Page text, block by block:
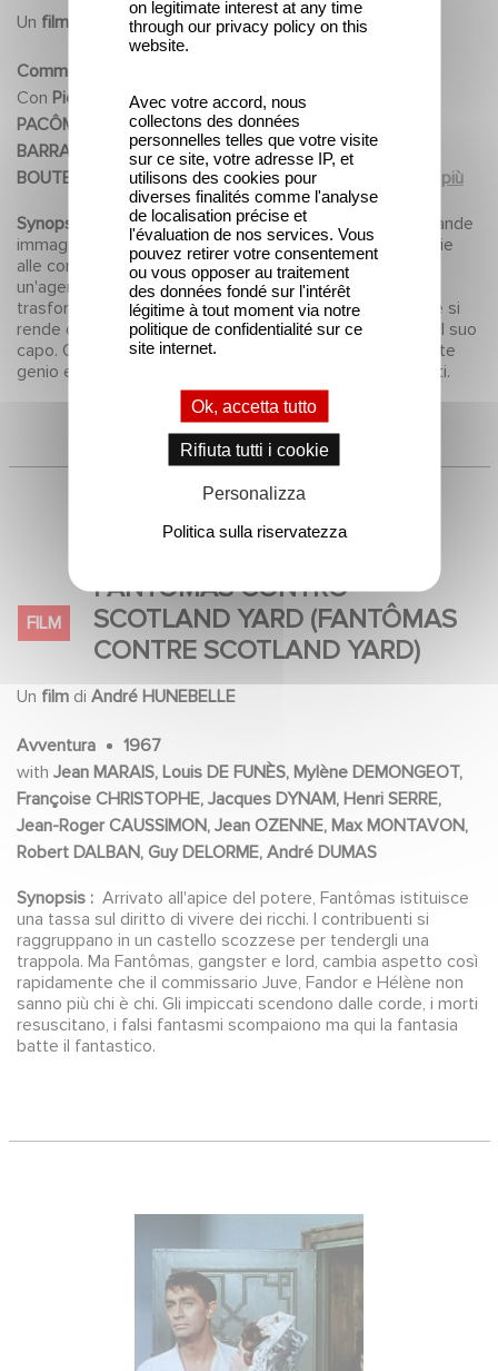
Un film Pierre RICHARD
Commedia
Con Pierre RICHARD, Bernard BLIER, Maria
PACÔME, Paul PRÉBOIST, Marie-Christine
BARRAULT, Catherine SAMIE, Romain
BOUTEILLE, Tsilla CHELTON, Micheline
LUCCIONI, Robert DALBAN, François
MAISTRE, Claude EVRARD, Anne-Marie BLOT,
Jacques MONOD, Raoul DELFOSSE, Alexis
RIOU, Robert LE BEAL, Marcel GASSOUK, Yves
BARSACQ, Michel FRANCINI, Anna DOUKING,
Fanny GAILLARD, Patrick BRICARD, Serge
BOURRIER, André DUMAS, Jacques DHÉRY,
André BADIN, Jean RUPERT, Albert SIMONO,
Rita MAIDEN, André ROUYER, Albert
DAUMERGUE, Thérèse LIOTARD, Lydie
CAILLER, Robert RENAUDIN, Roger LUMONT,
Gilbert SERVIEN, Jean OBÉ, Marius LAUREY,
Bernard CHARLAN, Jean-Michel DHERMAY,
ROBERT, Luis REGO, Louis NAVARRE, Jérôme
PAREILLE, Marcel ROUZE, Ellen BERNSEN,
Georges GUERET, Gaston MEUNIER, Blanche
Leggi di più
Synopsis :
Pierre Malaquet è distratto, dotato di una grande
immaginazione, colorata da un umorismo macabro. Grazie
alle conoscenze di sua madre, viene ingaggiato da
un'agenzia pubblicitaria in cui le gaffe si moltiplicano e si
trasformano in colpi mediatici. Allo stesso tempo, Pierre si
rende conto del suo amore per la giovane segretaria del suo
capo. Quest'ultimo ne approfitta per inviare l'ingombrante
genio e la sua amata da un collega ignaro negli Stati Uniti.
FILM
FANTOMAS CONTRO
SCOTLAND YARD (FANTÔMAS
CONTRE SCOTLAND YARD)
Un film di André HUNEBELLE
Avventura
1967
with Jean MARAIS, Louis DE FUNÈS, Mylène DEMONGEOT,
Françoise CHRISTOPHE, Jacques DYNAM, Henri SERRE,
Jean-Roger CAUSSIMON, Jean OZENNE, Max MONTAVON,
Robert DALBAN, Guy DELORME, André DUMAS
Synopsis : Arrivato all'apice del potere, Fantômas istituisce
una tassa sul diritto di vivere dei ricchi. I contribuenti si
raggruppano in un castello scozzese per tendergli una
trappola. Ma Fantômas, gangster e lord, cambia aspetto così
rapidamente che il commissario Juve, Fandor e Hélène non
sanno più chi è chi. Gli impiccati scendono dalle corde, i morti
resuscitano, i falsi fantasmi scompaiono ma qui la fantasia
batte il fantastico.
on legitimate interest at any time
through our privacy policy on this
website.
Avec votre accord, nous
collectons des données
personnelles telles que votre visite
sur ce site, votre adresse IP, et
utilisons des cookies pour
diverses finalités comme l'analyse
de localisation précise et
l'évaluation de nos services. Vous
pouvez retirer votre consentement
ou vous opposer au traitement
des données fondé sur l'intérêt
légitime à tout moment via notre
politique de confidentialité sur ce
site internet.
Ok, accetta tutto
Rifiuta tutti i cookie
Personalizza
Politica sulla riservatezza